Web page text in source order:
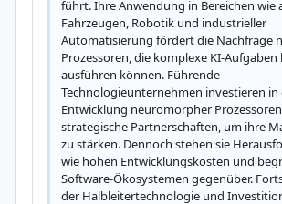
führt. Ihre Anwendung in Bereichen wie
Fahrzeugen, Robotik und industrieller
Automatisierung fördert die Nachfrage
Prozessoren, die komplexe KI-Aufgaben
ausführen können. Führende
Technologieunternehmen investieren in
Entwicklung neuromorpher
strategische Partnerschaften, um ihre
zu stärken. Dennoch stehen sie
wie hohen Entwicklungskosten und
Software-Ökosystemen gegenüber.
der Halbleitertechnologie und